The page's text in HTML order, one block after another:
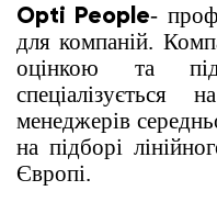
Opti People-
для компаній.
оцінкою та
спеціалізується
менеджерів
на підборі
Європі.